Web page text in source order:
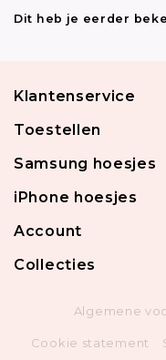
Dit heb je eerder
Klantenservice
Toestellen
Samsung hoesjes
iPhone hoesjes
Account
Collecties
Algemene
Cookie statement